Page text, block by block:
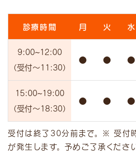
診療時間 月 火 水
9:00~12:00
（受付～11:30）
● ● ●
15:00~19:00
（受付～18:30）
● ● ●
受付は終了30分前まで。 ※ 受付
が発生します。 予めご了承ください